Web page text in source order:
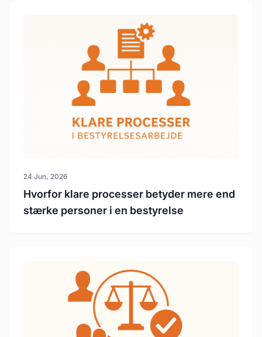
24 Jun, 2026
Hvorfor klare processer betyder mere end
stærke personer i en bestyrelse